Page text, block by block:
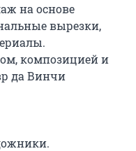
на основе
вырезки,
композицией и
да Винчи